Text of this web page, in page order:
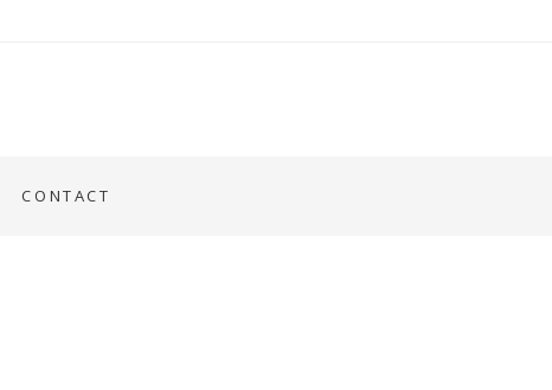
CONTACT